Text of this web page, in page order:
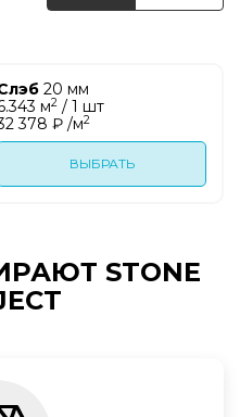
20 мм
м2 / 1 шт
378 ₽ /м2
ВЫБРАТЬ
STONE